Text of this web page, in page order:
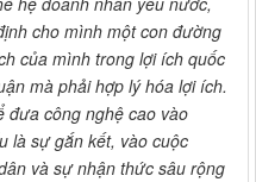
cho mình một con đường
của mình trong lợi ích quốc
mà phải hợp lý hóa lợi ích.
đưa công nghệ cao vào
là sự gắn kết, vào cuộc
và sự nhận thức sâu rộng